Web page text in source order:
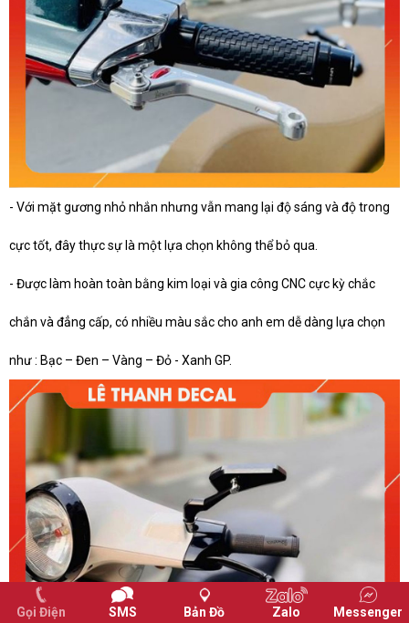
- Với mặt gương nhỏ nhắn nhưng vẫn mang lại độ sáng và độ trong
cực tốt, đây thực sự là một lựa chọn không thể bỏ qua.
- Được làm hoàn toàn bằng kim loại và gia công CNC cực kỳ chắc
chắn và đẳng cấp, có nhiều màu sắc cho anh em dễ dàng lựa chọn
như : Bạc – Đen – Vàng – Đỏ - Xanh GP.
Gọi Điện SMS Bản Đồ Zalo Messenger